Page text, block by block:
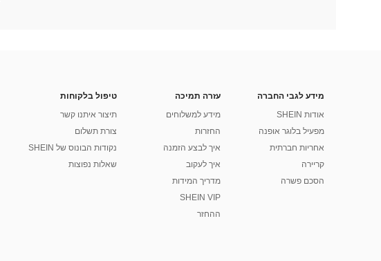
מידע לגבי החברה
אודות SHEIN
מפעיל בלוגר אופנה
אחריות חברתית
קריירה
הסכם פשרה
עזרה תמיכה
מידע למשלוחים
החזרות
איך לבצע הזמנה
איך לעקוב
מדריך המידות
SHEIN VIP
ההחזר
טיפול בלקוחות
תיצור איתנו קשר
צורת תשלום
נקודות הבונוס של SHEIN
שאלות נפוצות